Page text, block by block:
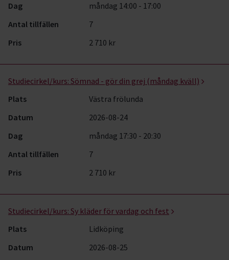
Dag
måndag 14:00 - 17:00
Antal tillfällen
7
Pris
2 710 kr
Studiecirkel/kurs: Sömnad - gör din grej (måndag kväll)
Plats
Västra frölunda
Datum
2026-08-24
Dag
måndag 17:30 - 20:30
Antal tillfällen
7
Pris
2 710 kr
Studiecirkel/kurs: Sy kläder för vardag och fest
Plats
Lidköping
Datum
2026-08-25